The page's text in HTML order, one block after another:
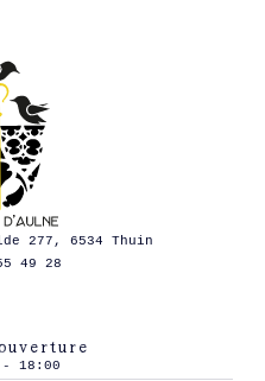
277, 6534 Thuin
49 28
- 18:00